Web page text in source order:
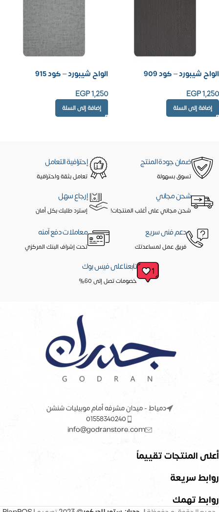
الواح شيبورد – كود 909
EGP1,250
إضافة إلى السلة
الواح شيبورد – كود 915
EGP1,250
إضافة إلى السلة
ضمان جودة المنتج
تسوق بسهولة
إحترافية التعامل
تعامل بثقة واحترافية
شحن مجاني
شحن مجاني على أغلب المنتجات!
إرجاع سهل
إسترد طلبك بكل أمان
دعم فنى سريع
فريق عمل لمساعدتك
معاملات دفع آمنه
تحت إشراف البنك المركزي
تابعنا على فيس بوك
خصومات تصل إلى 60%
دمياط - ميدان مشرفه أمام موبيليات شنشن
01558340240
info@godranstore.com
أعلى المنتجات تقييماً
روابط سريعة
روابط تهمك